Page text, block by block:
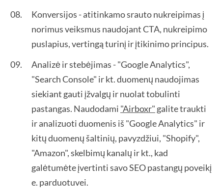
Konversijos - atitinkamo srauto nukreipimas į
norimus veiksmus naudojant CTA, nukreipimo
puslapius, vertingą turinį ir įtikinimo principus.
Analizė ir stebėjimas - "Google Analytics",
"Search Console" ir kt. duomenų naudojimas
siekiant gauti įžvalgų ir nuolat tobulinti
pastangas. Naudodami "Airboxr" galite traukti
ir analizuoti duomenis iš "Google Analytics" ir
kitų duomenų šaltinių, pavyzdžiui, "Shopify",
"Amazon", skelbimų kanalų ir kt., kad
galėtumėte įvertinti savo SEO pastangų poveikį
e. parduotuvei.